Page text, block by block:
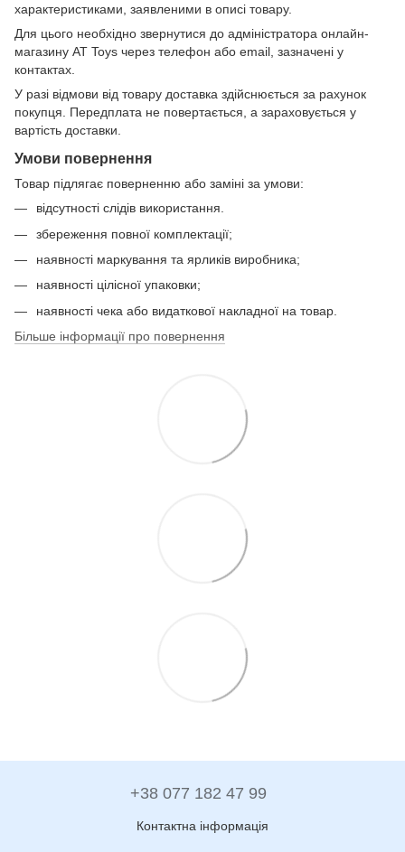
характеристиками, заявленими в описі товару.
Для цього необхідно звернутися до адміністратора онлайн-
магазину AT Toys через телефон або email, зазначені у
контактах.
У разі відмови від товару доставка здійснюється за рахунок
покупця. Передплата не повертається, а зараховується у
вартість доставки.
Умови повернення
Товар підлягає поверненню або заміні за умови:
відсутності слідів використання.
збереження повної комплектації;
наявності маркування та ярликів виробника;
наявності цілісної упаковки;
наявності чека або видаткової накладної на товар.
Більше інформації про повернення
+38 077 182 47 99
Контактна інформація